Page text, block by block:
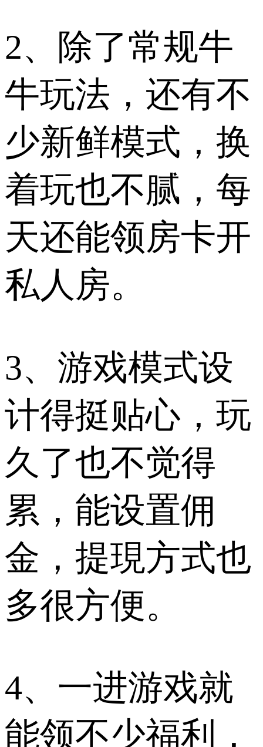
2、除了常规牛
牛玩法，还有不
少新鲜模式，换
着玩也不腻，每
天还能领房卡开
私人房。​
3、游戏模式设
计得挺贴心，玩
久了也不觉得
累，能设置佣
金，提現方式也
多很方便。​
4、一进游戏就
能领不少福利，